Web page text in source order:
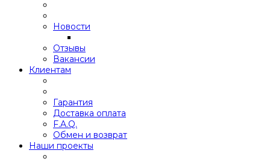
Новости
Отзывы
Вакансии
Клиентам
Гарантия
Доставка оплата
F.A.Q.
Обмен и возврат
Наши проекты